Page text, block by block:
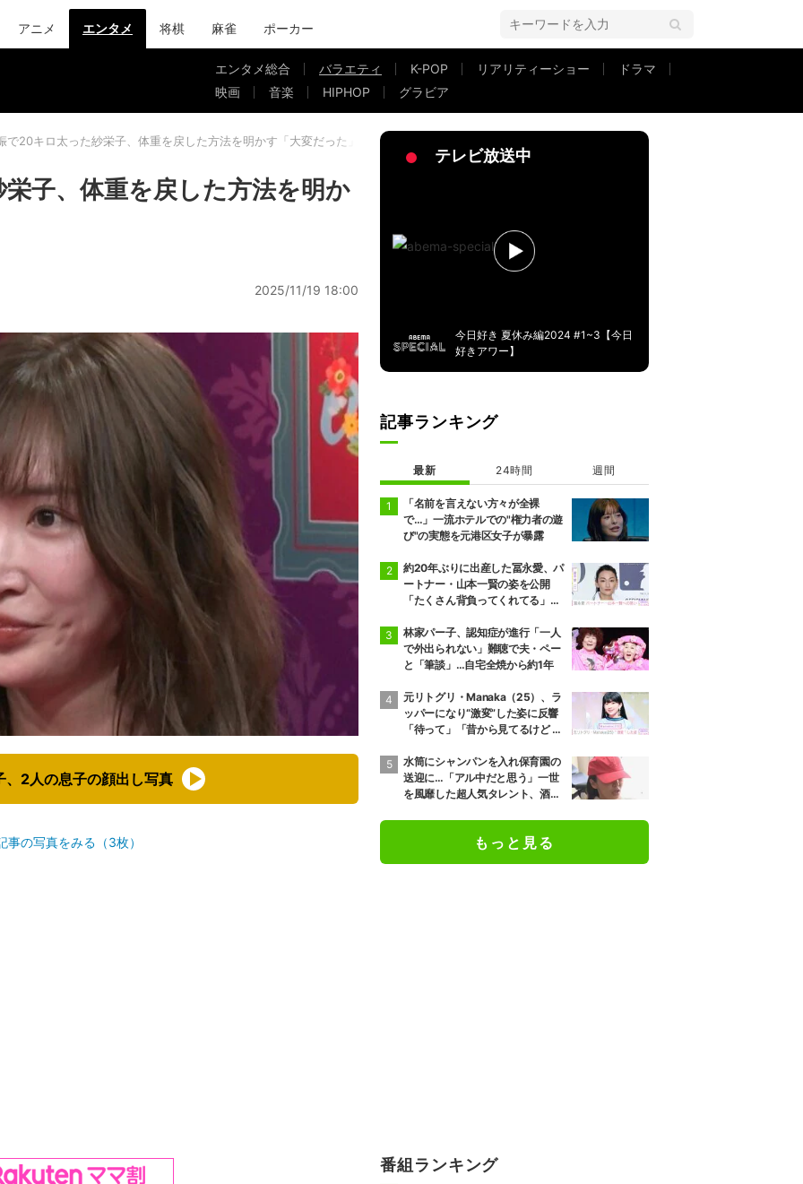
アニメ エンタメ 将棋 麻雀 ポーカー
エンタメ総合 バラエティ K-POP リアリティーショー
ドラマ
映画
音楽 HIPHOP グラビア
で20キロ太った紗栄子、体重を戻した方法を明かす「大変だった」
子、体重を戻した方法を明か
2025/11/19 18:00
、2人の息子の顔出し写真
事の写真をみる（3枚）
テレビ放送中
今日好き 夏休み編2024 #1~3【今日
好きアワー】
記事ランキング
最新 24時間 週間
「名前を言えない方々が全裸
で…」一流ホテルでの"権力者の遊
び"の実態を元港区女子が暴露
約20年ぶりに出産した冨永愛、パ
ートナー・山本一賢の姿を公開
「たくさん背負ってくれてる」感
林家パー子、認知症が進行「一人
で外出られない」難聴で夫・ペー
と「筆談」…自宅全焼から約1年
元リトグリ・Manaka（25）、ラ
ッパーになり“激変”した姿に反響
「待って」「昔から見てるけど 最
水筒にシャンパンを入れ保育園の
送迎に…「アル中だと思う」一世
を風靡した超人気タレント、酒漬
もっと見る
番組ランキング